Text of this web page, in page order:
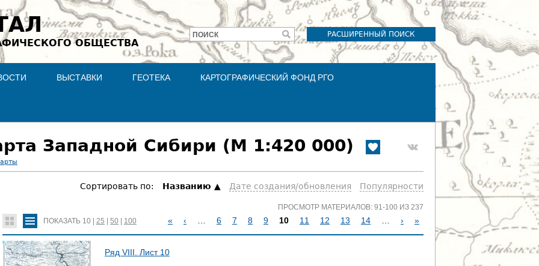
Jump to navigation
ОБЩЕСТВА
РАСШИРЕННЫЙ ПОИСК
Форма
поиска
ПОИСК
ВЫСТАВКИ ГЕОТЕКА КАРТОГРАФИЧЕСКИЙ ФОНД РГО
Западной Сибири (М 1:420 000)
Сортировать по: Hазванию Дате создания/обновления Популярности
ПОКАЗАТЬ 10 25 50 100
ПРОСМОТР МАТЕРИАЛОВ: 91-100 ИЗ 237
С
« ‹ 6 7 8 9 10 11 12 13 14 › »
Ряд VIII. Лист 10